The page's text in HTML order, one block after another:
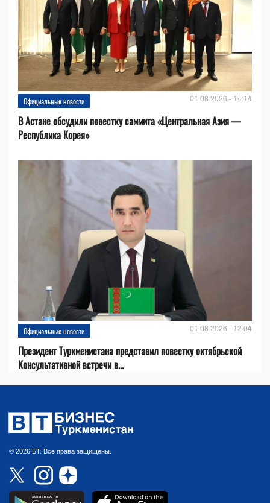
Официальные новости 01.08.2026 - 14:14
В Астане обсудили повестку саммита «Центральная Азия —
Республика Корея»
Официальные новости 01.08.2026 - 12:04
Президент Туркменистана представил повестку октябрьской
Консультативной встречи в...
© 2026 БТ. Все права защищены.